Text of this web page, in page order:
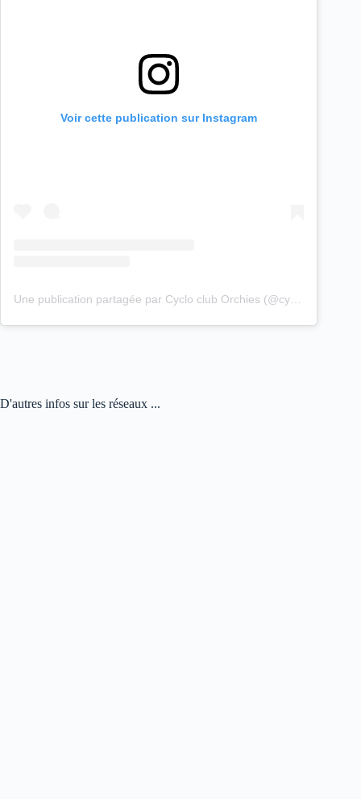
Voir cette publication sur Instagram
D'autres infos sur les réseaux ...